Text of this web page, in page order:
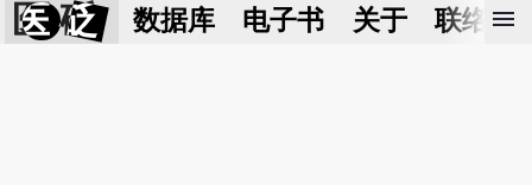
医 砭 数据库 电子书 关于 联络我
menu